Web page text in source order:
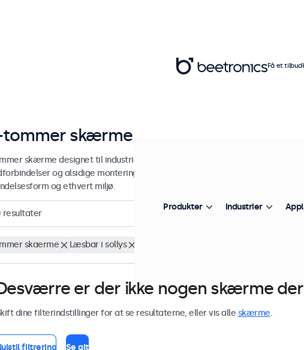
tommer skærme
skærme designet til industriel og kommerciel brug. Vores 15-tommer
og alsidige monteringsmuligheder, hvilket gør dem nemme at
og ethvert miljø.
resultater
skaerme Læsbar i sollys
er der ikke nogen skærme
dine filterindstillinger for at se resultaterne, eller vis alle skærme.
filtrering Se alt
Få et tilbud
Produkter Industrier